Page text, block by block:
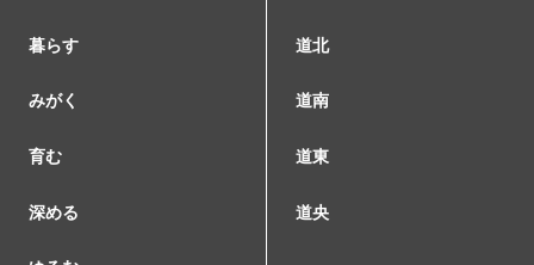
暮らす
みがく
育む
深める
道北
道南
道東
道央